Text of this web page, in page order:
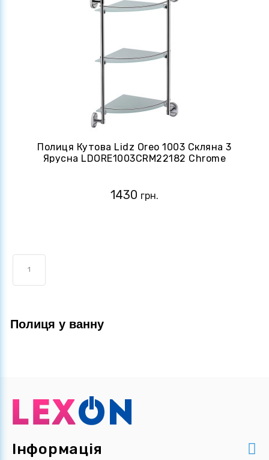
Полиця Кутова Lidz Oreo 1003 Скляна 3
Ярусна LDORE1003CRM22182 Chrome
1430 грн.
1
Полиця у ванну
Інформація